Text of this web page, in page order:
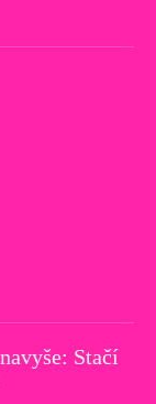
Stačí